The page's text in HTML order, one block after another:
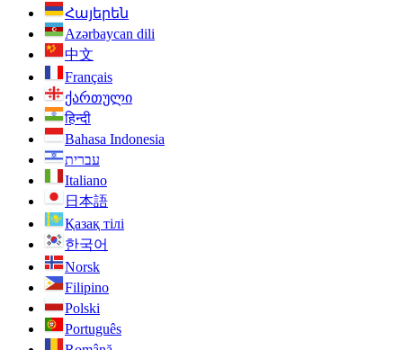
Հայերեն
Azərbaycan dili
中文
Français
ქართული
हिन्दी
Bahasa Indonesia
עברית
Italiano
日本語
Қазақ тілі
한국어
Norsk
Filipino
Polski
Português